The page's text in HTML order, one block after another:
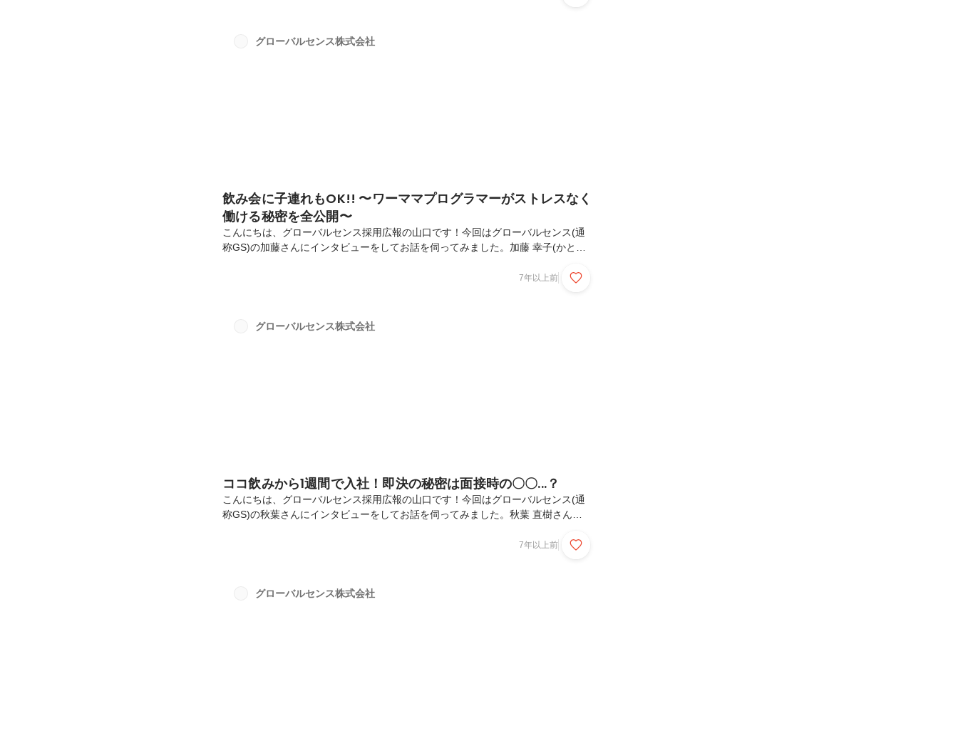
として「個を尊重する」というものを掲げているので、研修中の学習ワークなど
グローバルセンス株式会社
飲み会に子連れもOK!! 〜ワーママプログラマーがストレスなく
働ける秘密を全公開〜
こんにちは、グローバルセンス採用広報の山口です！今回はグローバルセンス(通
称GS)の加藤さんにインタビューをしてお話を伺ってみました。加藤 幸子(かとう
手がける)趣味は子育てと映画鑑賞。ママさんプログラマーも働きやすい。安心安
が、大学の授業でプログラミングの授業があり、そこで実際に触れてみたところ自
7年以上前
グローバルセンス株式会社
ココ飲みから1週間で入社！即決の秘密は面接時の〇〇...？
こんにちは、グローバルセンス採用広報の山口です！今回はグローバルセンス(通
称GS)の秋葉さんにインタビューをしてお話を伺ってみました。秋葉 直樹さん
なタイトルはMELTY BLOOD,と電撃FCI。約1週間のスピード入社！不安に思って
ゲーム仲間だったんです。その伝タクさんが「プロゲーマーになる」という話を聞
7年以上前
グローバルセンス株式会社